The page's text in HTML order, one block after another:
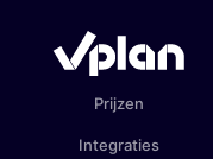
Prijzen
Integraties